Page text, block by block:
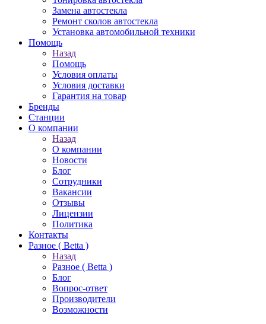
Замена автостекла
Ремонт сколов автостекла
Установка автомобильной техники
Помощь
Назад
Помощь
Условия оплаты
Условия доставки
Гарантия на товар
Бренды
Станции
О компании
Назад
О компании
Новости
Блог
Сотрудники
Вакансии
Отзывы
Лицензии
Политика
Контакты
Разное ( Betta )
Назад
Разное ( Betta )
Блог
Вопрос-ответ
Производители
Возможности